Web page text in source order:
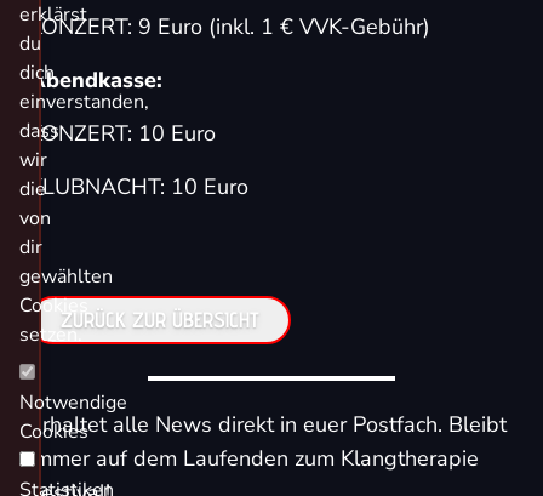
KONZERT: 9 Euro (inkl. 1 € VVK-Gebühr)
Abendkasse:
KONZERT: 10 Euro
KLUBNACHT: 10 Euro
ZURÜCK ZUR ÜBERSICHT
Erhaltet alle News direkt in euer Postfach. Bleibt
immer auf dem Laufenden zum Klangtherapie
erklärst
du
dich
einverstanden,
dass
wir
die
von
dir
gewählten
Cookies
setzen.
Notwendige
Cookies
Statistiken